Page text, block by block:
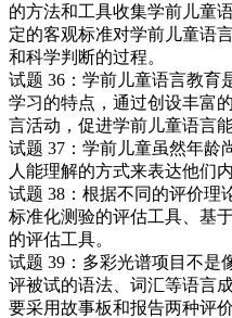
的方法和工具收集学前儿童
定的客观标准对学前儿童语
和科学判断的过程。
试题 36：学前儿童语言教育
学习的特点，通过创设丰富
言活动，促进学前儿童语言
试题 37：学前儿童虽然年龄
人能理解的方式来表达他们
试题 38：根据不同的评价理
标准化测验的评估工具、基
的评估工具。
试题 39：多彩光谱项目不是
评被试的语法、词汇等语言
要采用故事板和报告两种评价